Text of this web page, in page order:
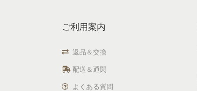
ご利用案内
返品＆交換
配送＆通関
よくある質問